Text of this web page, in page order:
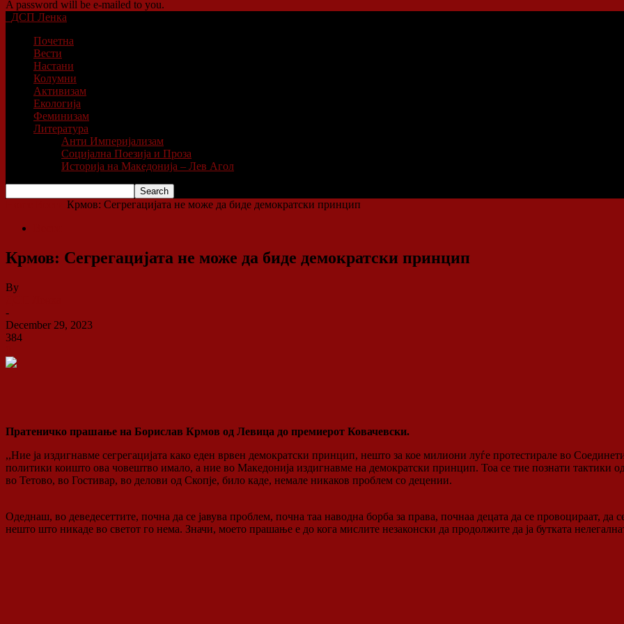
A password will be e-mailed to you.
ДСП Ленка
Почетна
Вести
Настани
Колумни
Активизам
Екологија
Феминизам
Литература
Анти Империјализам
Социјална Поезија и Проза
Историја на Македонија – Лев Агол
Крмов: Сегрегацијата не може да биде демократски принцип
Крмов: Сегрегацијата не може да биде демократски принцип
By
-
December 29, 2023
384
Пратеничко прашање на Борислав Крмов од Левица до премиерот Ковачевски.
,,Ние ја издигнавме сегрегацијата како еден врвен демократски принцип, нешто за кое милиони луѓе протестирале во
политики коишто ова човештво имало, а ние во Македонија издигнавме на демократски принцип. Тоа се тие познати
во Тетово, во Гостивар, во делови од Скопје, било каде, немале никаков проблем со децении.
Одеднаш, во деведесеттите, почна да се јавува проблем, почна таа наводна борба за права, почнаа децата да се провоцираат,
нешто што никаде во светот го нема. Значи, моето прашање е до кога мислите незаконски да продолжите да ја бутката